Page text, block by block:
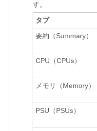
す。
タブ
要約（Summary）
CPU（CPUs）
メモリ（Memory）
PSU（PSUs）